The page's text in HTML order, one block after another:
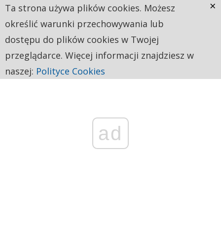
ad
Ta strona używa plików cookies. Możesz
określić warunki przechowywania lub
dostępu do plików cookies w Twojej
przeglądarce. Więcej informacji znajdziesz w
naszej: Polityce Cookies
×